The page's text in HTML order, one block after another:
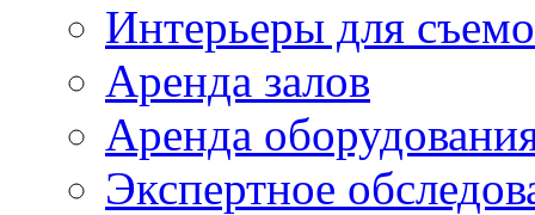
Интерьеры для
Аренда залов
Аренда
Экспертное